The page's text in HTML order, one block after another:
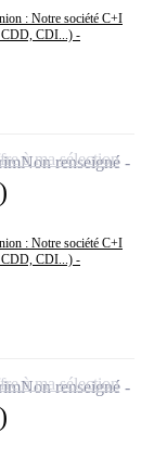
: Notre société C+I
CDD, CDI...) -
: Notre société C+I
CDD, CDI...) -
Non renseigné
à ma sélection
Non renseigné
à ma sélection